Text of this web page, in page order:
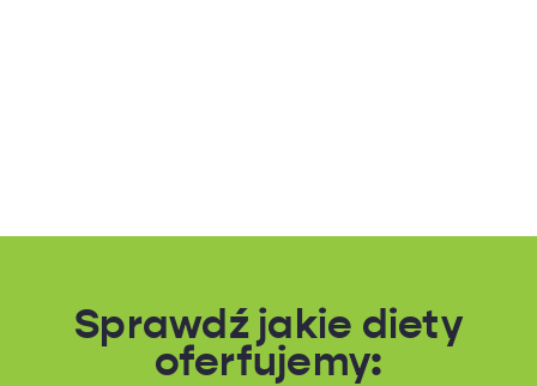
Sprawdź jakie diety
oferfujemy: